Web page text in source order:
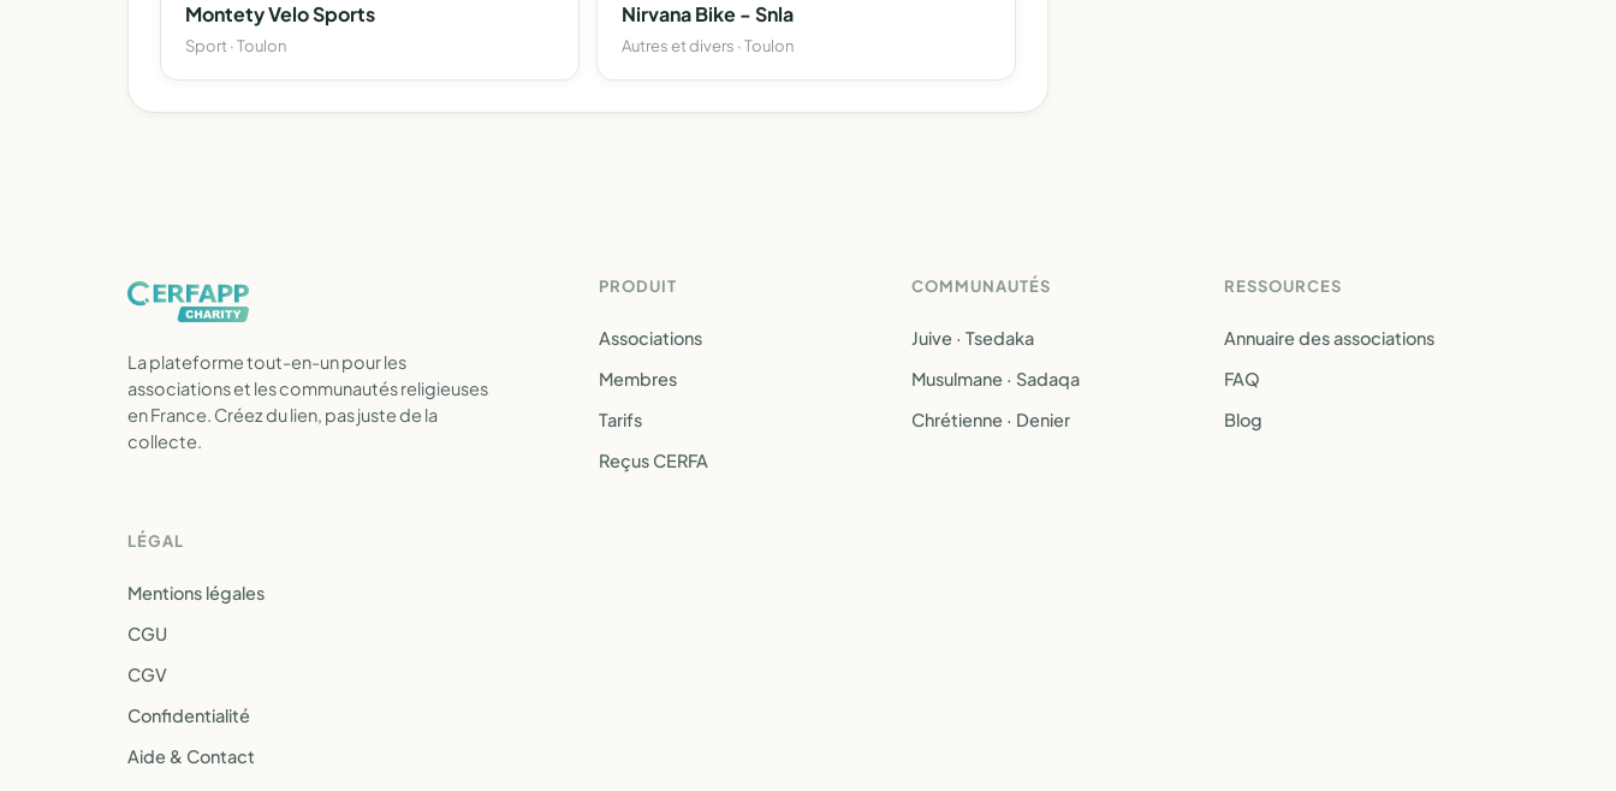
Montety Velo Sports
Sport · Toulon
Nirvana Bike - Snla
Autres et divers · Toulon
La plateforme tout-en-un pour les
associations et les communautés religieuses
en France. Créez du lien, pas juste de la
collecte.
PRODUIT
Associations
Membres
Tarifs
Reçus CERFA
COMMUNAUTÉS
Juive · Tsedaka
Musulmane · Sadaqa
Chrétienne · Denier
RESSOURCES
Annuaire des associations
FAQ
Blog
LÉGAL
Mentions légales
CGU
CGV
Confidentialité
Aide & Contact